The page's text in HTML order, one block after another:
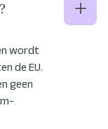
wordt
de EU.
geen